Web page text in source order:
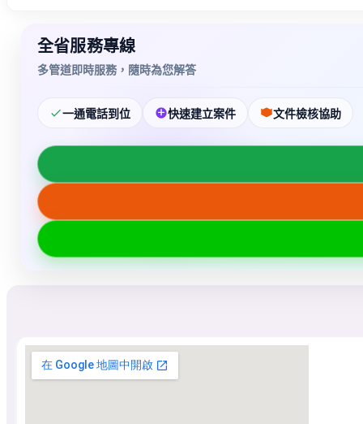
全省服務專線
多管道即時服務，隨時為您解答
一通電話到位 快速建立案件 文件檢核協助